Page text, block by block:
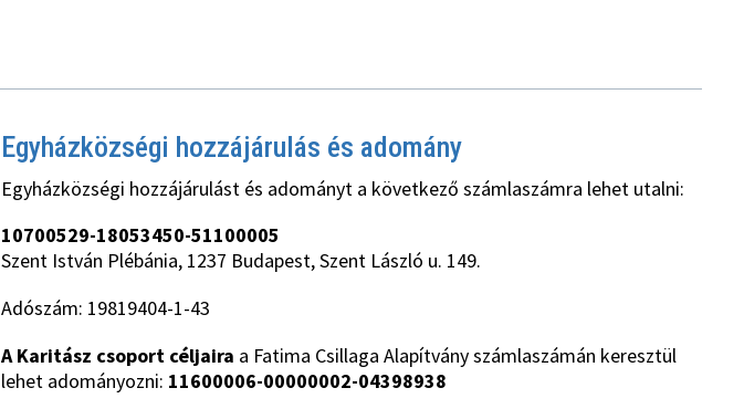
Egyházközségi hozzájárulás és adomány
Egyházközségi hozzájárulást és adományt a következő számlaszámra lehet utalni:
10700529-18053450-51100005
Szent István Plébánia, 1237 Budapest, Szent László u. 149.
Adószám: 19819404-1-43
A Karitász csoport céljaira a Fatima Csillaga Alapítvány számlaszámán keresztül
lehet adományozni: 11600006-00000002-04398938